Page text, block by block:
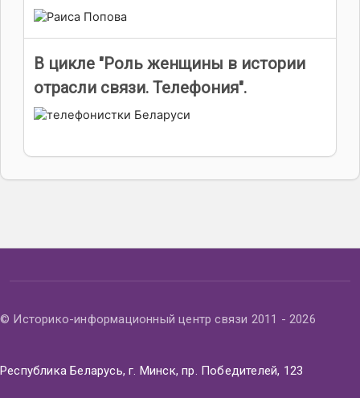
В цикле "Роль женщины в истории
отрасли связи. Телефония".
© Историко-информационный центр связи 2011 - 2026
Республика Беларусь, г. Минск, пр. Победителей, 123